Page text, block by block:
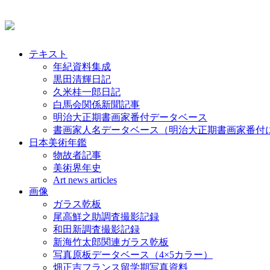
テキスト
年紀資料集成
黒田清輝日記
久米桂一郎日記
白馬会関係新聞記事
明治大正期書画家番付データベース
書画家人名データベース（明治大正期書画家番付
日本美術年鑑
物故者記事
美術界年史
Art news articles
画像
ガラス乾板
尾高鮮之助調査撮影記録
和田新調査撮影記録
新海竹太郎関連ガラス乾板
写真原板データベース（4×5カラー）
畑正吉フランス留学期写真資料